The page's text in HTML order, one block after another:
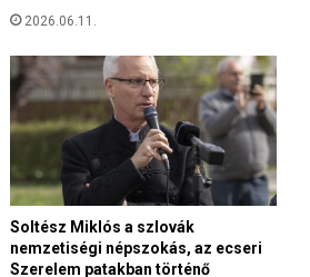
b
l
o
l
d
a
l
2026.06.11.
Soltész Miklós a szlovák
nemzetiségi népszokás, az ecseri
Szerelem patakban történő